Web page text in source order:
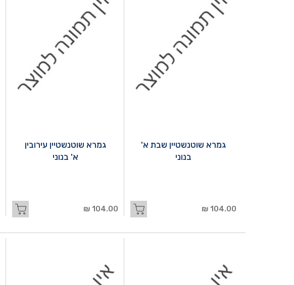
גמרא שוטנשטיין שבת א'
בנוני
104.00 ₪
גמרא שוטנשטיין עירובין
א' בנוני
104.00 ₪